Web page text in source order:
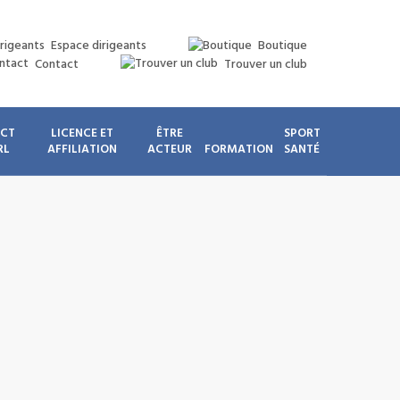
Espace dirigeants
Boutique
Contact
Trouver un club
LICENCE ET
AFFILIATION
ÊTRE
ACTEUR
FORMATION
SPORT
SANTÉ